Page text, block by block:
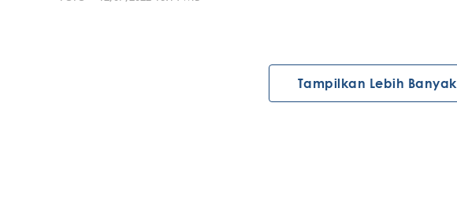
Tampilkan Lebih Banyak